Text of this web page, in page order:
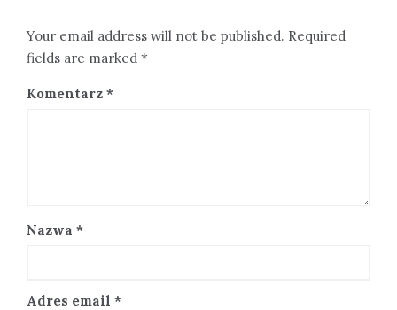
Your email address will not be published. Required
fields are marked *
Komentarz *
Nazwa *
Adres email *